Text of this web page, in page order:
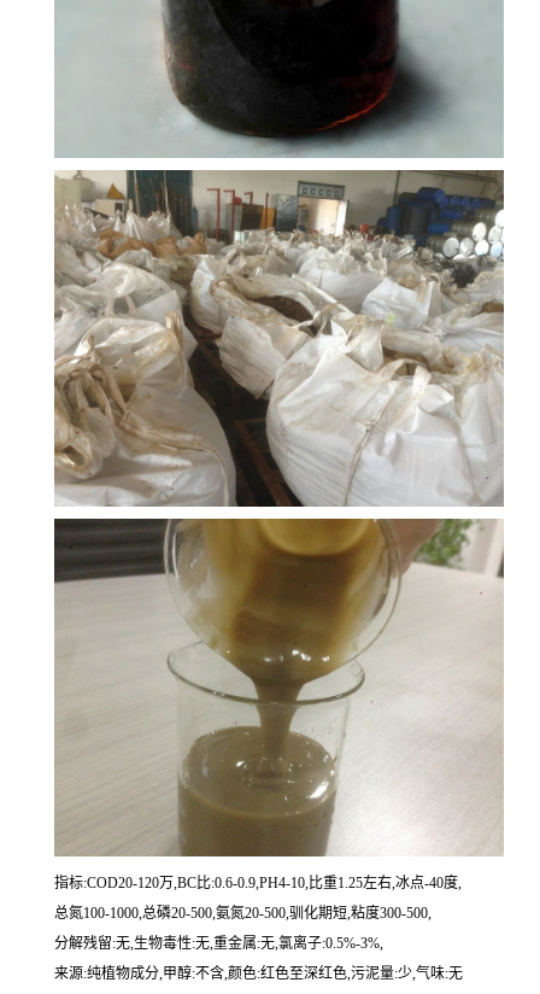
指标:COD20-120万,BC比:0.6-0.9,PH4-10,比重1.25左右,冰点-40度,
总氮100-1000,总磷20-500,氨氮20-500,驯化期短,粘度300-500,
分解残留:无,生物毒性:无,重金属:无,氯离子:0.5%-3%,
来源:纯植物成分,甲醇:不含,颜色:红色至深红色,污泥量:少,气味:无